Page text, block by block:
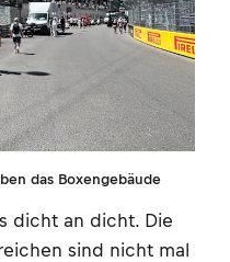
das Boxengebäude
dicht an dicht. Die
sind nicht mal